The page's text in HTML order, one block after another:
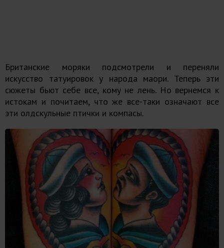
Британские моряки подсмотрели и переняли
искусство татуировок у народа маори. Теперь эти
сюжеты бьют себе все, кому не лень. Но вернемся к
истокам и почитаем, что же все-таки означают все
эти олдскульные птички и компасы.